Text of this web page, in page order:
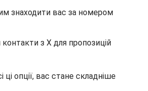
знаходити вас за номером
контакти з X для пропозицій
опції, вас стане складніше